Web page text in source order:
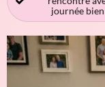
journée